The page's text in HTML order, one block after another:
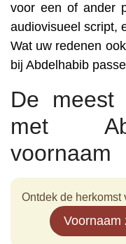
voor een of ander
audiovisueel script,
Wat uw redenen
bij Abdelhabib
De meest
met
voornaam
Ontdek de herkomst
Voornaam